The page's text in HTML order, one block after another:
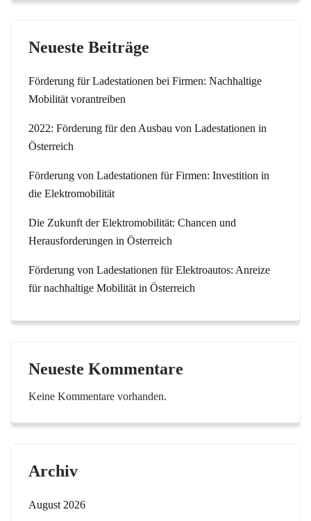
Neueste Beiträge
Förderung für Ladestationen bei Firmen: Nachhaltige
Mobilität vorantreiben
2022: Förderung für den Ausbau von Ladestationen in
Österreich
Förderung von Ladestationen für Firmen: Investition in
die Elektromobilität
Die Zukunft der Elektromobilität: Chancen und
Herausforderungen in Österreich
Förderung von Ladestationen für Elektroautos: Anreize
für nachhaltige Mobilität in Österreich
Neueste Kommentare
Keine Kommentare vorhanden.
Archiv
August 2026